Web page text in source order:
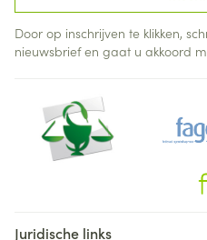
Door op inschrijven te klikken,
nieuwsbrief en gaat u akkoord
Juridische links